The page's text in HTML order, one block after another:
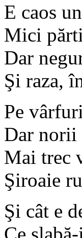
E caos
Mici
Dar
Şi raza,
Pe
Dar norii
Mai trec
Şiroaie
Şi cât e
Ce